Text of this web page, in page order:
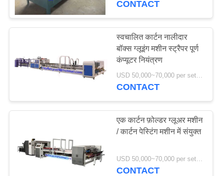
CONTACT
स्वचालित कार्टन नालीदार
बॉक्स ग्लूइंग मशीन स्ट्रैपर पूर्ण
कंप्यूटर नियंत्रण
USD 50,000~70,000 per set MOQ:एक सेट
CONTACT
एक कार्टन फ़ोल्डर ग्लूअर मशीन
/ कार्टन पेस्टिंग मशीन में संयुक्त
CONTACT